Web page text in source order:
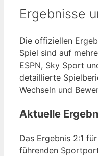
Ergebnisse
Die offiziellen
Spiel sind auf
ESPN, Sky Sport
detaillierte
Wechseln und
Aktuelle
Das Ergebnis 2:1
führenden